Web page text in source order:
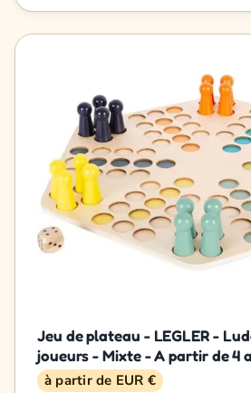
Jeu de plateau - LEGLER -
joueurs - Mixte - A partir de 4
à partir de EUR €